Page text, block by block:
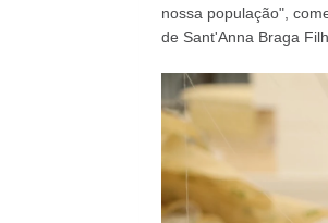
nossa população",
de Sant'Anna Braga